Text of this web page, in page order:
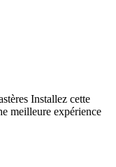
Installez cette
meilleure expérience